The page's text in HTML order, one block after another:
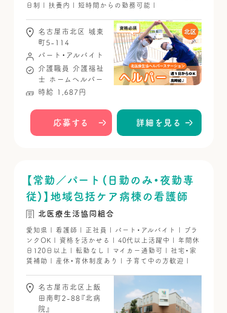
日制 | 扶養内 | 短時間からの勤務可能 |
名古屋市北区 城東
町5-114
パート・アルバイト
介護職員
介護福祉
士
ホームヘルパー
時給 1,687円
応募する 詳細を見る
【常勤／パート（日勤のみ・夜勤専
従）】地域包括ケア病棟の看護師
北医療生活協同組合
愛知県 | 看護師 | 正社員 | パート・アルバイト | ブラ
ンクOK | 資格を活かせる | 40代以上活躍中 | 年間休
日120日以上 | 転勤なし | マイカー通勤可 | 社宅・家
賃補助 | 産休・育休制度あり | 子育て中の方歓迎 |
名古屋市北区上飯
田南町2-88『北病
院』